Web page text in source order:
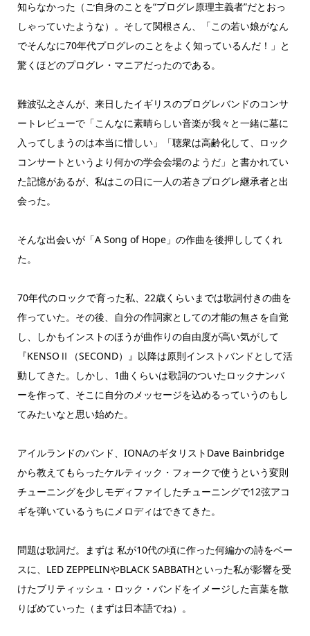
知らなかった（ご自身のことを“プログレ原理主義者”だとおっ
しゃっていたような）。そして関根さん、「この若い娘がなん
でそんなに70年代プログレのことをよく知っているんだ！」と
驚くほどのプログレ・マニアだったのである。
難波弘之さんが、来日したイギリスのプログレバンドのコンサ
ートレビューで「こんなに素晴らしい音楽が我々と一緒に墓に
入ってしまうのは本当に惜しい」「聴衆は高齢化して、ロック
コンサートというより何かの学会会場のようだ」と書かれてい
た記憶があるが、私はこの日に一人の若きプログレ継承者と出
会った。
そんな出会いが「A Song of Hope」の作曲を後押ししてくれ
た。
70年代のロックで育った私、22歳くらいまでは歌詞付きの曲を
作っていた。その後、自分の作詞家としての才能の無さを自覚
し、しかもインストのほうが曲作りの自由度が高い気がして
『KENSOⅡ（SECOND）』以降は原則インストバンドとして活
動してきた。しかし、1曲くらいは歌詞のついたロックナンバ
ーを作って、そこに自分のメッセージを込めるっていうのもし
てみたいなと思い始めた。
アイルランドのバンド、IONAのギタリストDave Bainbridge
から教えてもらったケルティック・フォークで使うという変則
チューニングを少しモディファイしたチューニングで12弦アコ
ギを弾いているうちにメロディはできてきた。
問題は歌詞だ。まずは 私が10代の頃に作った何編かの詩をベー
スに、LED ZEPPELINやBLACK SABBATHといった私が影響を受
けたブリティッシュ・ロック・バンドをイメージした言葉を散
りばめていった（まずは日本語でね）。